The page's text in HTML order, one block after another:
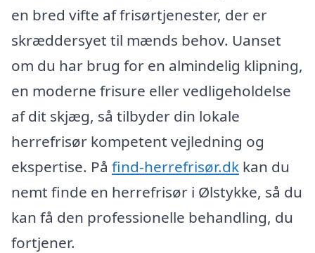
en bred vifte af frisørtjenester, der er
skræddersyet til mænds behov. Uanset
om du har brug for en almindelig klipning,
en moderne frisure eller vedligeholdelse
af dit skjæg, så tilbyder din lokale
herrefrisør kompetent vejledning og
ekspertise. På find-herrefrisør.dk kan du
nemt finde en herrefrisør i Ølstykke, så du
kan få den professionelle behandling, du
fortjener.